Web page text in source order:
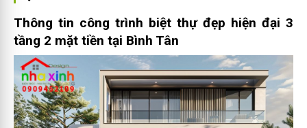
Thông tin công trình biệt thự đẹp hiện đại 3
tầng 2 mặt tiền tại Bình Tân